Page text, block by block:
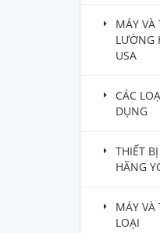
MÁY VÀ
LƯỜNG
USA
CÁC
DỤNG
THIẾT
HÃNG
MÁY VÀ
LOẠI